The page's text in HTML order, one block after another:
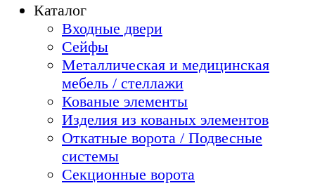
Каталог
Входные двери
Сейфы
Металлическая и медицинская
мебель / стеллажи
Кованые элементы
Изделия из кованых элементов
Откатные ворота / Подвесные
системы
Секционные ворота